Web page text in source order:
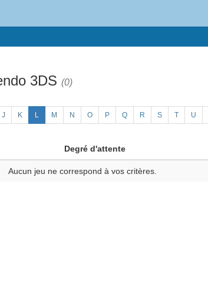
3DS (0)
J K L M N O P Q R S T U
Degré d'attente
Aucun jeu ne correspond à vos critères.